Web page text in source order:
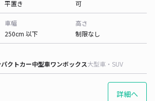
平置き
可
車幅
250cm 以下
高さ
制限なし
パクトカー中型車ワンボックス大型車・SUV
詳細へ